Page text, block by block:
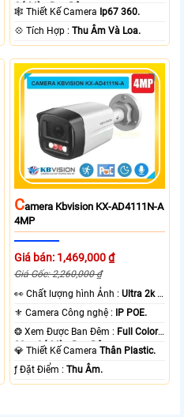
Có Màu Ban Ðêm.
🕸️ Thiết Kế Camera Ip67 360.
️💠 Tích Hợp :Thu Âm Và Loa.
CAmera Kbvision KX-AD4111N-A
4MP
Giá bán: 1,469,000 ₫
Giá Gốc: 2,260,000 ₫
️👀 Chất lượng hình Ảnh :Ultra 2k +
⚜️ Camera Công nghệ : IP POE.
❂ Xem Được Ban Đêm : Full Color
30m Có Màu Ban Ðêm.
💎 Thiết Kế CameraThân Plastic.
️ƒ Đặt Điểm :Thu Âm.